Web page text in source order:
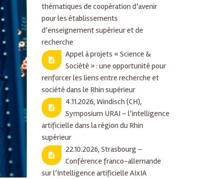
thématiques de coopération d’avenir
pour les établissements
d’enseignement supérieur et de
recherche
Appel à projets « Science &
Société » : une opportunité pour
renforcer les liens entre recherche et
société dans le Rhin supérieur
4.11.2026, Windisch (CH),
Symposium URAI – l’intelligence
artificielle dans la région du Rhin
supérieur
22.10.2026, Strasbourg –
Conférence franco-allemande
sur l’Intelligence artificielle AIxIA